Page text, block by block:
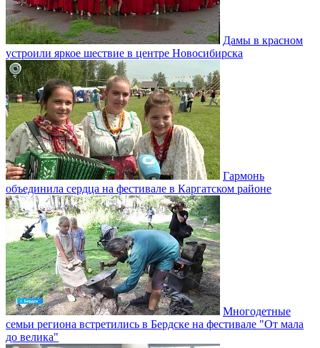
Дамы в красном
устроили яркое шествие в центре Новосибирска
Гармонь
объединила сердца на фестивале в Каргатском районе
Многодетные
семьи региона встретились в Бердске на фестивале "От мала
до велика"